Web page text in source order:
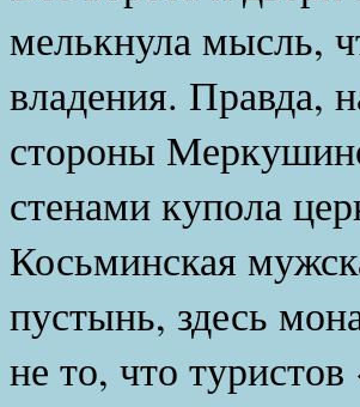
мелькнула мысль,
владения. Правда,
стороны
стенами купола
Косьминская
пустынь, здесь
не то, что